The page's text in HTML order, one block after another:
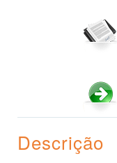
Descrição